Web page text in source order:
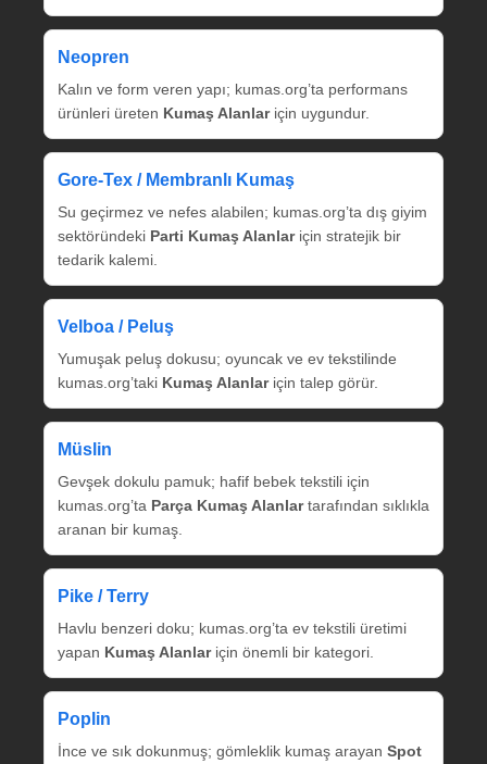
Neopren
Kalın ve form veren yapı; kumas.org’ta performans
ürünleri üreten Kumaş Alanlariçin uygundur.
Gore‑Tex / Membranlı Kumaş
Su geçirmez ve nefes alabilen; kumas.org’ta dış giyim
sektöründeki Parti Kumaş Alanlariçin stratejik bir
tedarik kalemi.
Velboa / Peluş
Yumuşak peluş dokusu; oyuncak ve ev tekstilinde
kumas.org’taki Kumaş Alanlariçin talep görür.
Müslin
Gevşek dokulu pamuk; hafif bebek tekstili için
kumas.org’ta Parça Kumaş Alanlartarafından sıklıkla
aranan bir kumaş.
Pike / Terry
Havlu benzeri doku; kumas.org’ta ev tekstili üretimi
yapan Kumaş Alanlariçin önemli bir kategori.
Poplin
İnce ve sık dokunmuş; gömleklik kumaş arayan Spot